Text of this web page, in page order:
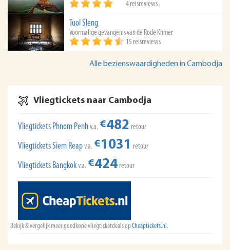
4 reisreviews
Tuol Sleng
Voormalige gevangenis van de Rode Khmer
15 reisreviews
Alle bezienswaardigheden in Cambodja
Vliegtickets naar Cambodja
Vliegtickets Phnom Penh v.a. €482 retour
Vliegtickets Siem Reap v.a. €1031 retour
Vliegtickets Bangkok v.a. €424 retour
Bekijk & vergelijk meer goedkope vliegticketdeals opCheaptickets.nl.